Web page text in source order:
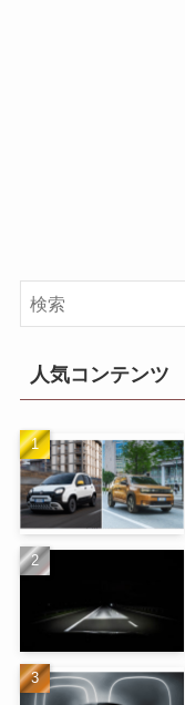
人気コンテンツ